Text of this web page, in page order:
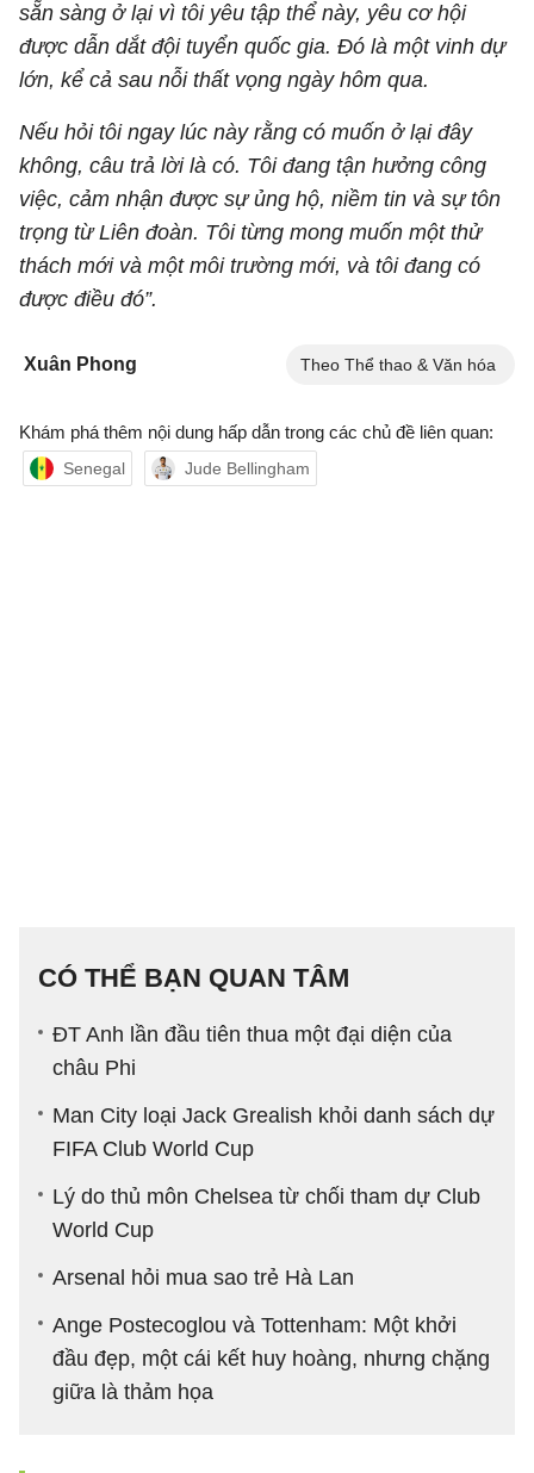
sẵn sàng ở lại vì tôi yêu tập thể này, yêu cơ hội
được dẫn dắt đội tuyển quốc gia. Đó là một vinh dự
lớn, kể cả sau nỗi thất vọng ngày hôm qua.
Nếu hỏi tôi ngay lúc này rằng có muốn ở lại đây
không, câu trả lời là có. Tôi đang tận hưởng công
việc, cảm nhận được sự ủng hộ, niềm tin và sự tôn
trọng từ Liên đoàn. Tôi từng mong muốn một thử
thách mới và một môi trường mới, và tôi đang có
được điều đó”.
Xuân Phong Theo Thể thao & Văn hóa
Khám phá thêm nội dung hấp dẫn trong các chủ đề liên quan:
Senegal Jude Bellingham
CÓ THỂ BẠN QUAN TÂM
ĐT Anh lần đầu tiên thua một đại diện của
châu Phi
Man City loại Jack Grealish khỏi danh sách dự
FIFA Club World Cup
Lý do thủ môn Chelsea từ chối tham dự Club
World Cup
Arsenal hỏi mua sao trẻ Hà Lan
Ange Postecoglou và Tottenham: Một khởi
đầu đẹp, một cái kết huy hoàng, nhưng chặng
giữa là thảm họa